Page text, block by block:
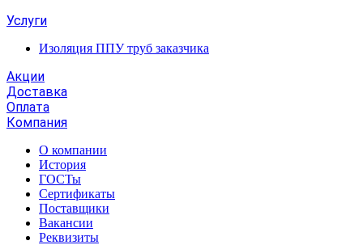
Услуги
Изоляция ППУ труб заказчика
Акции
Доставка
Оплата
Компания
О компании
История
ГОСТы
Сертификаты
Поставщики
Вакансии
Реквизиты